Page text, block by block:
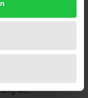
und jede
den Menschen
der Gesellschaft
die einzelnen
der